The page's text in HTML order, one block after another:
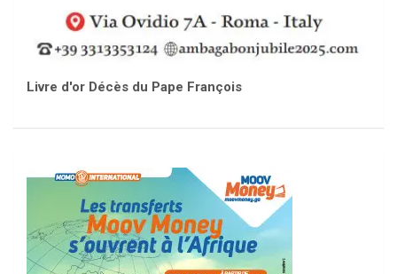
Livre d'or Décès du Pape François